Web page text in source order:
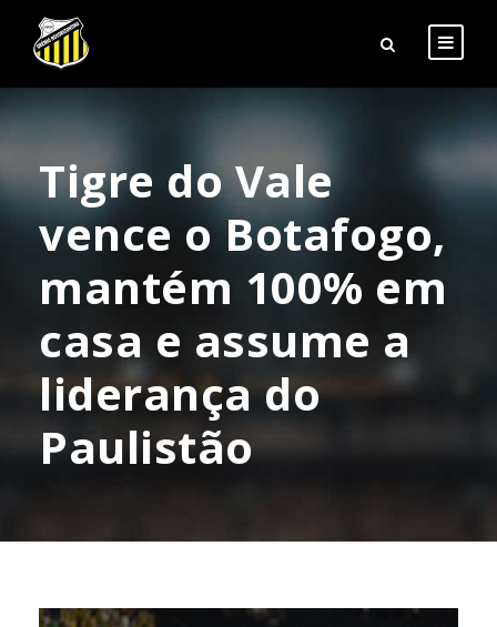
Tigre do Vale
vence o Botafogo,
mantém 100% em
casa e assume a
liderança do
Paulistão